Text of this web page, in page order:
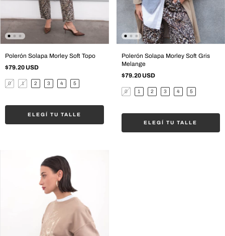
Polerón Solapa Morley Soft Topo
$79.20 USD
0 1 2 3 4 5
ELEGÍ TU TALLE
Polerón Solapa Morley Soft Gris
Melange
$79.20 USD
0 1 2 3 4 5
ELEGÍ TU TALLE